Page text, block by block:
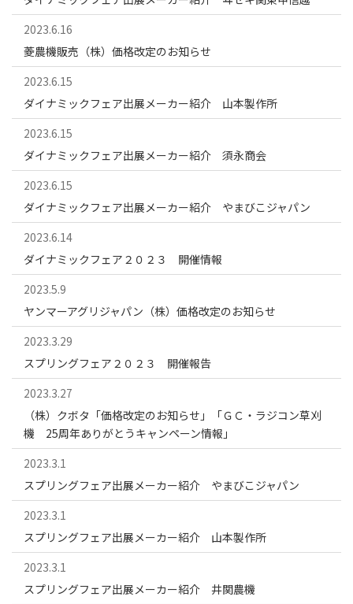
2023.6.16
菱農機販売（株）価格改定のお知らせ
2023.6.15
ダイナミックフェア出展メーカー紹介 山本製作所
2023.6.15
ダイナミックフェア出展メーカー紹介 須永商会
2023.6.15
ダイナミックフェア出展メーカー紹介 やまびこジャパン
2023.6.14
ダイナミックフェア２０２３ 開催情報
2023.5.9
ヤンマーアグリジャパン（株）価格改定のお知らせ
2023.3.29
スプリングフェア２０２３ 開催報告
2023.3.27
（株）クボタ「価格改定のお知らせ」「ＧＣ・ラジコン草刈
機 25周年ありがとうキャンペーン情報」
2023.3.1
スプリングフェア出展メーカー紹介 やまびこジャパン
2023.3.1
スプリングフェア出展メーカー紹介 山本製作所
2023.3.1
スプリングフェア出展メーカー紹介 井関農機